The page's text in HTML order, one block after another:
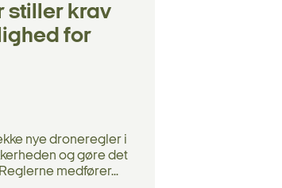
stiller krav
for
nye droneregler i
og gøre det
medfører...